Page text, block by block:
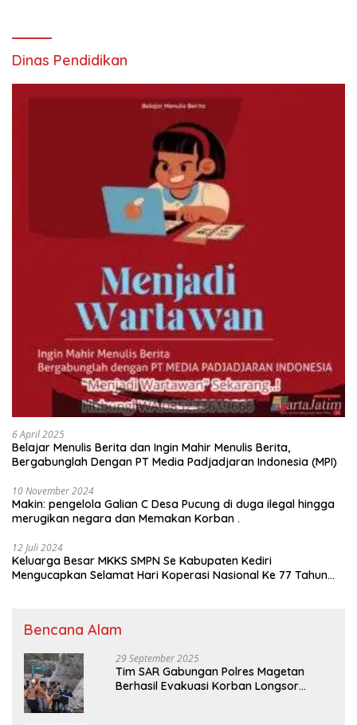
Dinas Pendidikan
6 April 2025
Belajar Menulis Berita dan Ingin Mahir Menulis Berita,
Bergabunglah Dengan PT Media Padjadjaran Indonesia (MPI)
10 November 2024
Makin: pengelola Galian C Desa Pucung di duga ilegal hingga
merugikan negara dan Memakan Korban .
12 Juli 2024
Keluarga Besar MKKS SMPN Se Kabupaten Kediri
Mengucapkan Selamat Hari Koperasi Nasional Ke 77 Tahun
Bencana Alam
29 September 2025
Tim SAR Gabungan Polres Magetan
Berhasil Evakuasi Korban Longsor